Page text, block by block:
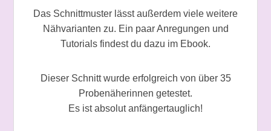
Das Schnittmuster lässt außerdem viele weitere
Nähvarianten zu. Ein paar Anregungen und
Tutorials findest du dazu im Ebook.
Dieser Schnitt wurde erfolgreich von über 35
Probenäherinnen getestet.
Es ist absolut anfängertauglich!